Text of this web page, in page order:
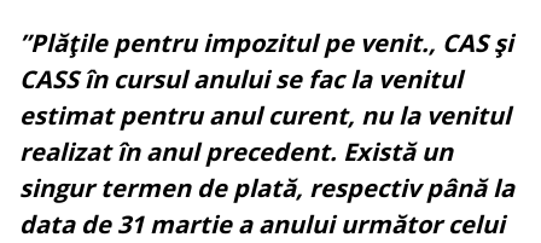
”Plăţile pentru impozitul pe venit., CAS şi
CASS în cursul anului se fac la venitul
estimat pentru anul curent, nu la venitul
realizat în anul precedent. Există un
singur termen de plată, respectiv până la
data de 31 martie a anului următor celui